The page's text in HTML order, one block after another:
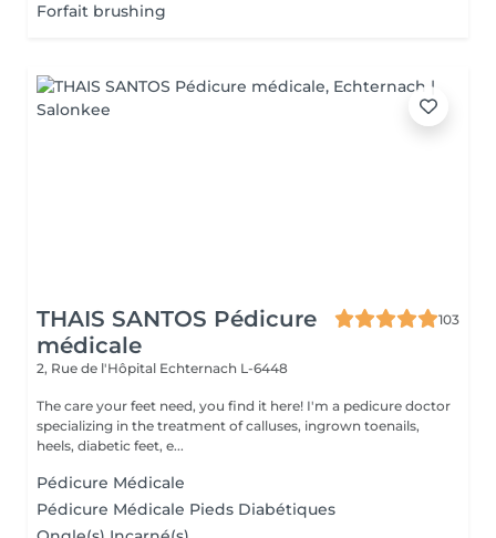
Forfait brushing
THAIS SANTOS Pédicure
médicale
103
2, Rue de l'Hôpital Echternach L-6448
The care your feet need, you find it here! I'm a pedicure doctor
specializing in the treatment of calluses, ingrown toenails,
heels, diabetic feet, e...
Pédicure Médicale
Pédicure Médicale Pieds Diabétiques